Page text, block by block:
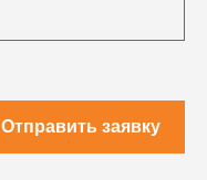
Отправить заявку